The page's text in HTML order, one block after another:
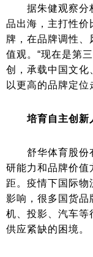
据朱健观察分析
品出海，主打性价
牌，在品牌调性、
值观。“现在是第
创，承载中国文化
以更高的品牌定位
培育自主创新
舒华体育股份有
研能力和品牌价值
距。疫情下国际
影响，很多国货品
机、投影、汽车等
供应紧缺的困境。